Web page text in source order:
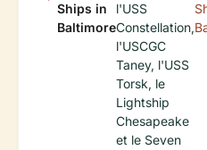
Ships in
Baltimore
l'USS
Constellation,
l'USCGC
Taney, l'USS
Torsk, le
Lightship
Chesapeake
et le Seven